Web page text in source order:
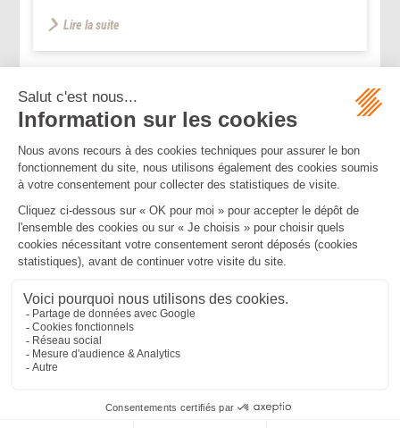
Lire la suite
<< < ...
>>
Mentions légalesPolitique de confidentialitéPolitique de cookies
Plan du site
MBA ET ASSOCIÉS
235 Rue Helene Boucher, 34170 CASTELNAU LE LEZ
Bureau secondaire à Cannes